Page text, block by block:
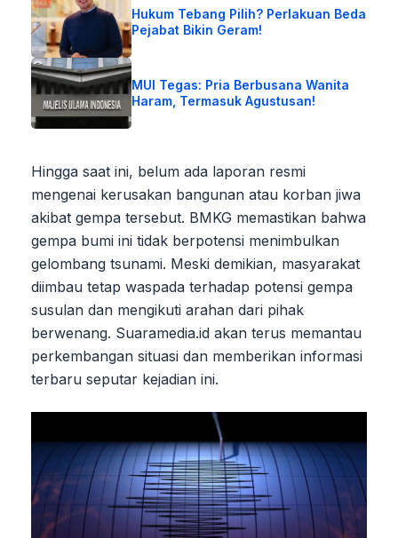
Hukum Tebang Pilih? Perlakuan Beda
Pejabat Bikin Geram!
MUI Tegas: Pria Berbusana Wanita
Haram, Termasuk Agustusan!
Hingga saat ini, belum ada laporan resmi
mengenai kerusakan bangunan atau korban jiwa
akibat gempa tersebut. BMKG memastikan bahwa
gempa bumi ini tidak berpotensi menimbulkan
gelombang tsunami. Meski demikian, masyarakat
diimbau tetap waspada terhadap potensi gempa
susulan dan mengikuti arahan dari pihak
berwenang. Suaramedia.id akan terus memantau
perkembangan situasi dan memberikan informasi
terbaru seputar kejadian ini.